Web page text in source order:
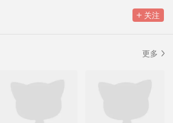
关注
更多